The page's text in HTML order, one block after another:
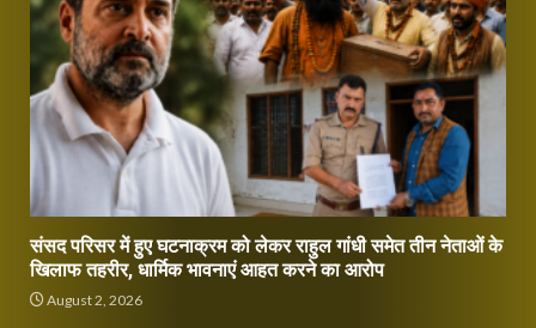
संसद परिसर में हुए घटनाक्रम को लेकर राहुल गांधी समेत तीन नेताओं के
खिलाफ तहरीर, धार्मिक भावनाएं आहत करने का आरोप
August 2, 2026